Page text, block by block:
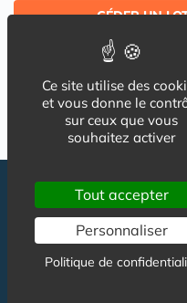
CÉDER UN
Ce site utilise des
et vous donne le
sur ceux que vous
souhaitez activer
Tout accepter
Personnaliser
Politique de